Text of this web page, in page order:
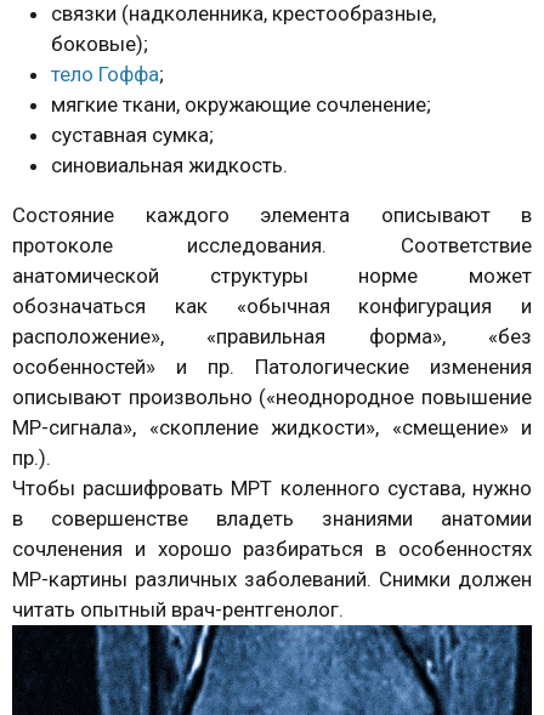
связки (надколенника, крестообразные,
боковые);
тело Гоффа;
мягкие ткани, окружающие сочленение;
суставная сумка;
синовиальная жидкость.
Состояние каждого элемента описывают в
протоколе исследования. Соответствие
анатомической структуры норме может
обозначаться как «обычная конфигурация и
расположение», «правильная форма», «без
особенностей» и пр. Патологические изменения
описывают произвольно («неоднородное повышение
МР-сигнала», «скопление жидкости», «смещение» и
пр.).
Чтобы расшифровать МРТ коленного сустава, нужно
в совершенстве владеть знаниями анатомии
сочленения и хорошо разбираться в особенностях
МР-картины различных заболеваний. Снимки должен
читать опытный врач-рентгенолог.